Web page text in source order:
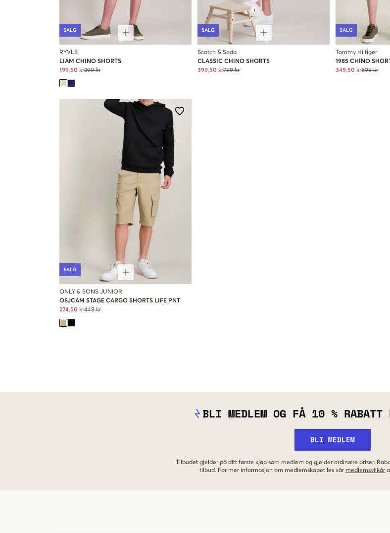
SALG
RYVLS
LIAM CHINO SHORTS
199,50 kr399 kr
SALG
Scotch & Soda
CLASSIC CHINO SHORTS
399,50 kr799 kr
SALG
Tommy Hilfiger
1985 CHINO
349,50 kr699 kr
SALG
ONLY & SONS JUNIOR
OSJCAM STAGE CARGO SHORTS LIFE PNT
224,50 kr449 kr
BLI MEDLEM OG FÅ 10 %
BLI MEDLEM
Tilbudet gjelder på ditt første kjøp som medlem og gjelder ordinære priser.
tilbud. For mer informasjon om medlemskapet les vår medlemsvilkår